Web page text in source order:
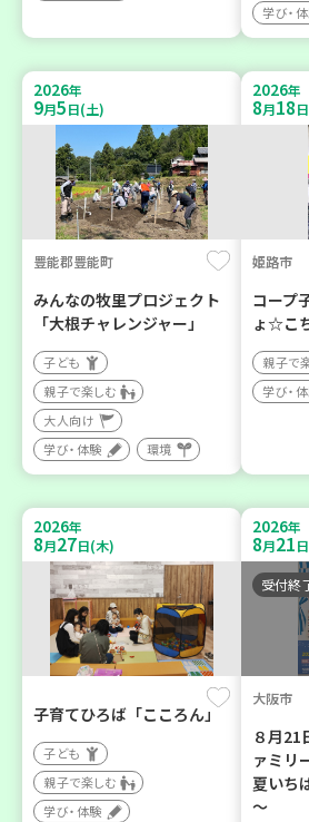
学び・
2026年
9月5日(土)
豊能郡豊能町
みんなの牧里プロジェクト
「大根チャレンジャー」
子ども
親子で楽しむ
大人向け
学び・体験
環境
2026年
8月18
姫路市
コープ
ょ☆こ
親子で
学び・
2026年
8月27日(木)
子育てひろば「こころん」
子ども
親子で楽しむ
学び・体験
2026年
8月21
受付終
大阪市
８月
ァミリ
夏いち
～